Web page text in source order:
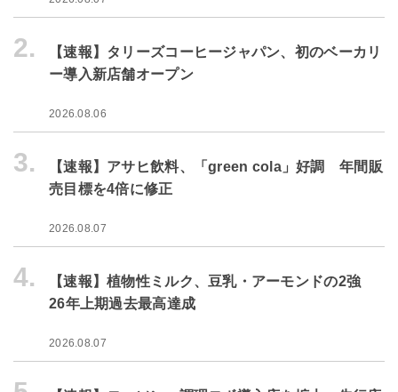
2.
【速報】タリーズコーヒージャパン、初のベーカリ
ー導入新店舗オープン
2026.08.06
3.
【速報】アサヒ飲料、「green cola」好調 年間販
売目標を4倍に修正
2026.08.07
4.
【速報】植物性ミルク、豆乳・アーモンドの2強
26年上期過去最高達成
2026.08.07